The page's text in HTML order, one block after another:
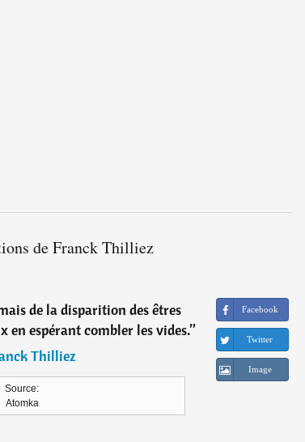
de Franck Thilliez
de la disparition des êtres
en espérant combler les vides.”
Thilliez
Source:
Atomka
Facebook
Twitter
Image